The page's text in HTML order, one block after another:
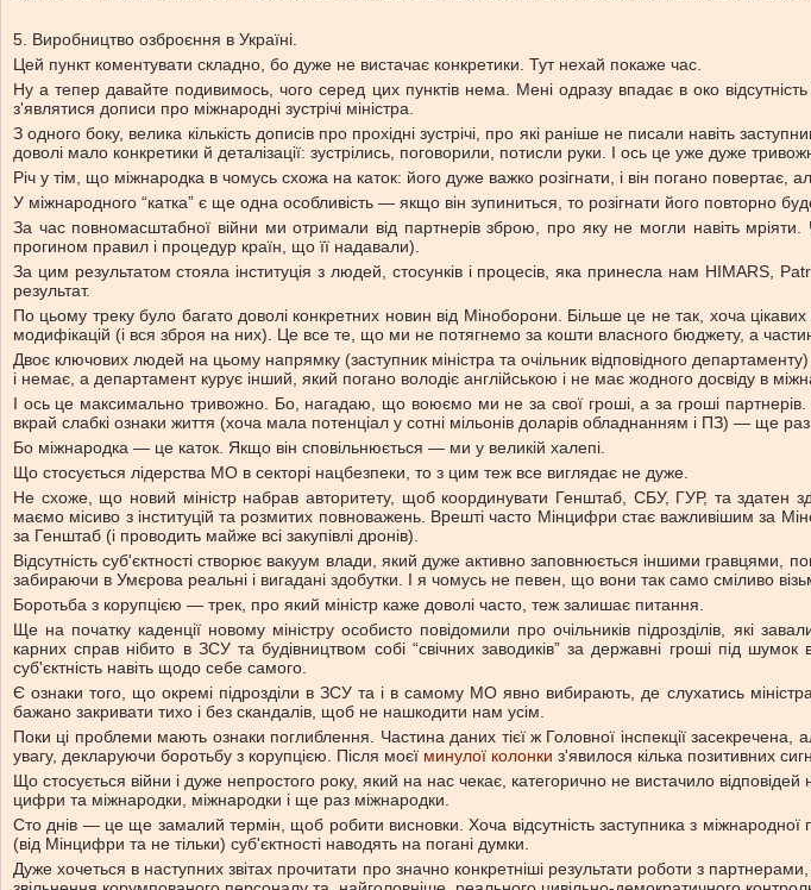
5. Виробництво озброєння в Україні.
Цей пункт коментувати складно, бо дуже не вистачає конкретики. Тут нехай покаже час.
Ну а тепер давайте подивимось, чого серед цих пунктів нема. Мені одразу впадає в око
з'являтися дописи про міжнародні зустрічі міністра.
З одного боку, велика кількість дописів про прохідні зустрічі, про які раніше не писали навіть
доволі мало конкретики й деталізації: зустрілись, поговорили, потисли руки. І ось це уже дуже
Річ у тім, що міжнародка в чомусь схожа на каток: його дуже важко розігнати, і він погано
У міжнародного “катка” є ще одна особливість — якщо він зупиниться, то розігнати його повторно
За час повномасштабної війни ми отримали від партнерів зброю, про яку не могли навіть
прогином правил і процедур країн, що її надавали).
За цим результатом стояла інституція з людей, стосунків і процесів, яка принесла нам HIMARS,
результат.
По цьому треку було багато доволі конкретних новин від Міноборони. Більше це не так, хоча
модифікацій (і вся зброя на них). Це все те, що ми не потягнемо за кошти власного бюджету, а
Двоє ключових людей на цьому напрямку (заступник міністра та очільник відповідного
і немає, а департамент курує інший, який погано володіє англійською і не має жодного досвіду в
І ось це максимально тривожно. Бо, нагадаю, що воюємо ми не за свої гроші, а за гроші
вкрай слабкі ознаки життя (хоча мала потенціал у сотні мільонів доларів обладнанням і ПЗ) — ще
Бо міжнародка — це каток. Якщо він сповільнюється — ми у великій халепі.
Що стосується лідерства МО в секторі нацбезпеки, то з цим теж все виглядає не дуже.
Не схоже, що новий міністр набрав авторитету, щоб координувати Генштаб, СБУ, ГУР, та здатен
маємо місиво з інституцій та розмитих повноважень. Врешті часто Мінцифри стає важливішим за
за Генштаб (і проводить майже всі закупівлі дронів).
Відсутність суб'єктності створює вакуум влади, який дуже активно заповнюється іншими гравцями,
забираючи в Умєрова реальні і вигадані здобутки. І я чомусь не певен, що вони так само сміливо
Боротьба з корупцією — трек, про який міністр каже доволі часто, теж залишає питання.
Ще на початку каденції новому міністру особисто повідомили про очільників підрозділів, які
карних справ нібито в ЗСУ та будівництвом собі “свічних заводиків” за державні гроші під
суб'єктність навіть щодо себе самого.
Є ознаки того, що окремі підрозділи в ЗСУ та і в самому МО явно вибирають, де слухатись
бажано закривати тихо і без скандалів, щоб не нашкодити нам усім.
Поки ці проблеми мають ознаки поглиблення. Частина даних тієї ж Головної інспекції
увагу, декларуючи боротьбу з корупцією. Після моєї минулої колонки з'явилося кілька позитивних
Що стосується війни і дуже непростого року, який на нас чекає, категорично не вистачило
цифри та міжнародки, міжнародки і ще раз міжнародки.
Сто днів — це ще замалий термін, щоб робити висновки. Хоча відсутність заступника з міжнародної
(від Мінцифри та не тільки) суб'єктності наводять на погані думки.
Дуже хочеться в наступних звітах прочитати про значно конкретніші результати роботи з